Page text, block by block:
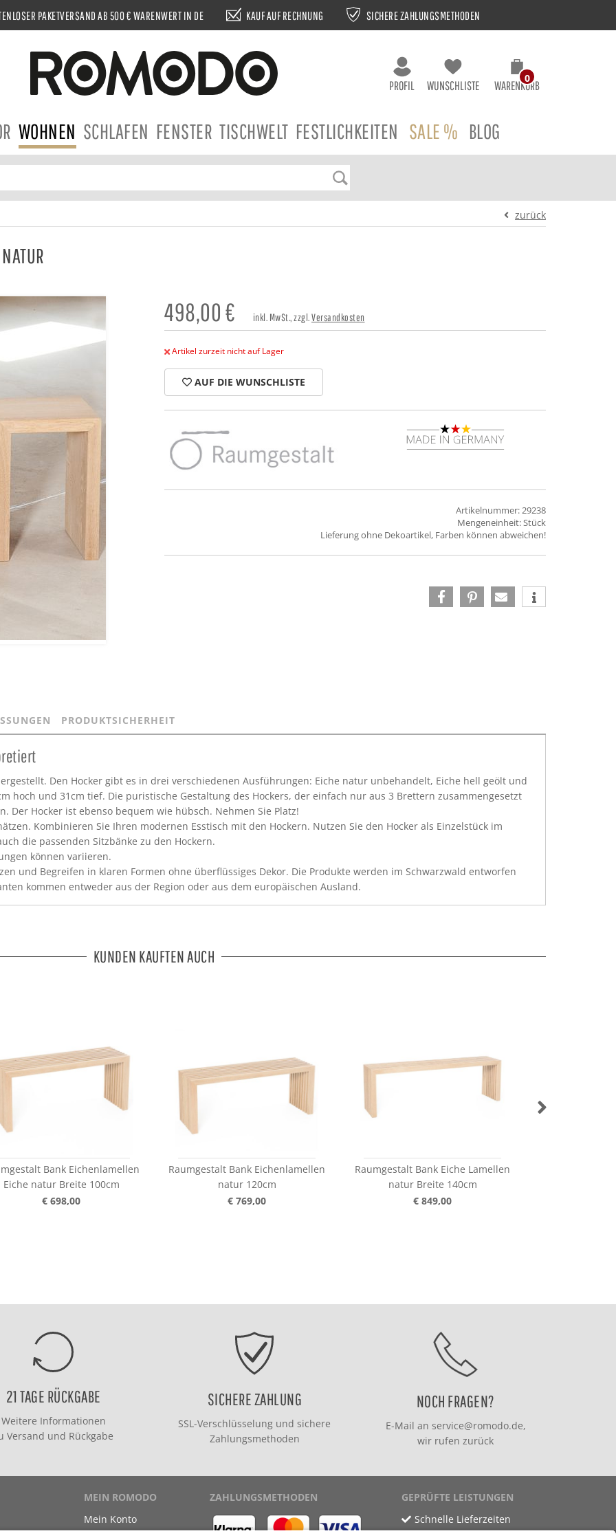
PAKETVERSAND AB 500 € WARENWERT IN DE KAUF AUF RECHNUNG SICHERE ZAHLUNGSMETHODEN
PROFIL WUNSCHLISTE WARENKORB
0
WOHNEN SCHLAFEN FENSTER TISCHWELT FESTLICHKEITEN SALE % BLOG
zurück
498,00€ inkl. MwSt., zzgl.Versandkosten
Artikel zurzeit nicht auf Lager
AUF DIE WUNSCHLISTE
Artikelnummer: 29238
Mengeneinheit: Stück
Lieferung ohne Dekoartikel, Farben können abweichen!
PRODUKTSICHERHEIT
Den Hocker gibt es in drei verschiedenen Ausführungen: Eiche natur unbehandelt, Eiche hell geölt und
hoch und 31cm tief. Die puristische Gestaltung des Hockers, der einfach nur aus 3 Brettern zusammengesetzt
Der Hocker ist ebenso bequem wie hübsch. Nehmen Sie Platz!
Kombinieren Sie Ihren modernen Esstisch mit den Hockern. Nutzen Sie den Hocker als Einzelstück im
die passenden Sitzbänke zu den Hockern.
können variieren.
und Begreifen in klaren Formen ohne überflüssiges Dekor. Die Produkte werden im Schwarzwald entworfen
kommen entweder aus der Region oder aus dem europäischen Ausland.
KUNDEN KAUFTEN AUCH
Bank Eichenlamellen
Eiche natur Breite 100cm
€ 698,00
Raumgestalt Bank Eichenlamellen
natur 120cm
€ 769,00
Raumgestalt Bank Eiche Lamellen
natur Breite 140cm
€ 849,00
21 TAGE RÜCKGABE
Weitere Informationen
Versand und Rückgabe
SICHERE ZAHLUNG
SSL-Verschlüsselung und sichere
Zahlungsmethoden
NOCH FRAGEN?
E-Mail an service@romodo.de,
wir rufen zurück
MEIN ROMODO
Mein Konto
ZAHLUNGSMETHODEN
GEPRÜFTE LEISTUNGEN
Schnelle Lieferzeiten